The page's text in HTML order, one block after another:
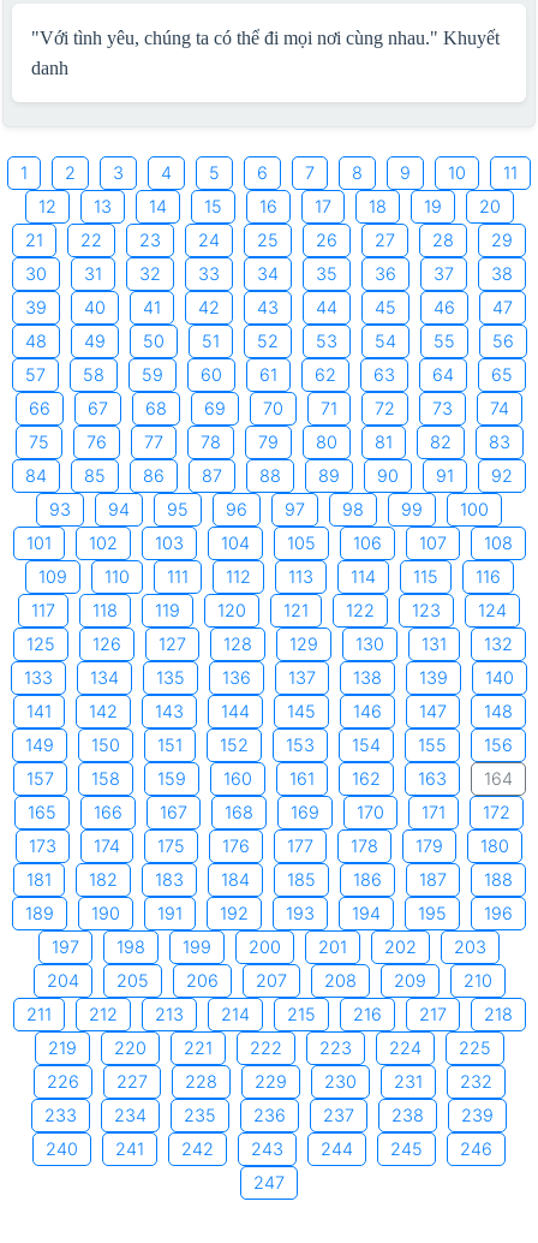
"Với tình yêu, chúng ta có thể đi mọi nơi cùng nhau." Khuyết
danh
1 2 3 4 5 6 7 8 9 10
11
12
13 14 15 16 17 18 19
20
21
22 23 24 25 26 27 28
29
30
31 32 33 34 35 36 37
38
39
40 41 42 43 44 45 46
47
48
49 50 51 52 53 54 55
56
57
58 59 60 61 62 63 64
65
66
67 68 69 70 71 72 73
74
75
76 77 78 79 80 81 82
83
84
85 86 87 88 89 90 91
92
93
94 95 96 97 98 99
100
101
102 103 104 105 106 107
108
109
110 111 112 113 114 115
116
117
118 119 120 121 122 123
124
125
126 127 128 129 130 131
132
133
134 135 136 137 138 139
140
141
142 143 144 145 146 147
148
149
150 151 152 153 154 155
156
157
158 159 160 161 162 163
164
165
166 167 168 169 170 171
172
173
174 175 176 177 178 179
180
181
182 183 184 185 186 187
188
189
190 191 192 193 194 195
196
197
198 199 200 201 202
203
204
205 206 207 208 209
210
211
212 213 214 215 216 217
218
219
220 221 222 223 224
225
226
227 228 229 230 231
232
233
234 235 236 237 238
239
240
241 242 243 244 245
246
247